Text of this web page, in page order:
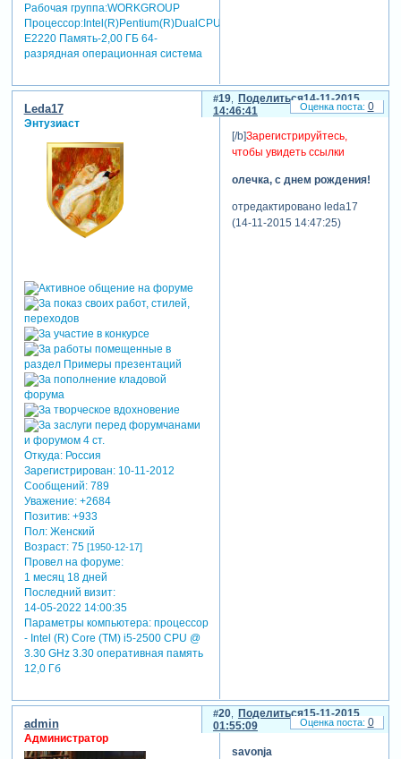
Рабочая группа:WORKGROUP
Процессор:Intel(R)Pentium(R)DualCPU
E2220 Память-2,00 ГБ 64-
разрядная операционная система
Поделиться
19
14-11-2015
14:46:41
Leda17
Энтузиаст
Откуда:Россия
Зарегистрирован: 10-11-2012
Сообщений:789
Уважение: +2684
Позитив: +933
Пол:Женский
Возраст:75 [1950-12-17]
Провел на форуме:
1 месяц 18 дней
Последний визит:
14-05-2022 14:00:35
Параметры компьютера:процессор
- Intel (R) Core (TM) i5-2500 CPU @
3.30 GHz 3.30 оперативная память
12,0 Гб
[/b]Зарегистрируйтесь,
чтобы увидеть ссылки
олечка, с днем рождения!
отредактировано leda17
(14-11-2015 14:47:25)
0
Поделиться
20
15-11-2015
01:55:09
admin
Администратор
savonja
0